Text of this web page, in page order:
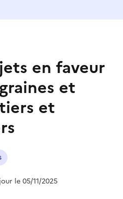
en faveur
et
et
le 05/11/2025